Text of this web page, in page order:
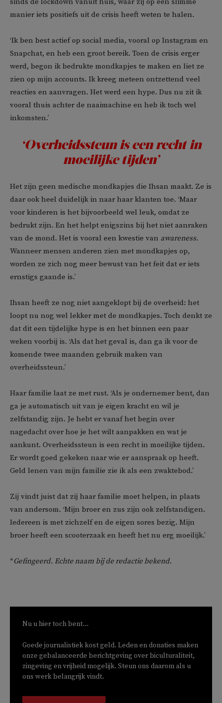
manier iets positiefs uit de crisis heeft weten te halen.
‘Ik ben best actief op social media, vooral op Instagram en
Snapchat, en heb een groot bereik. Toen de crisis erger
werd, begon ik bedrukte mondkapjes te maken en liet ze
zien op mijn accounts. Ik kreeg meteen ontzettend veel
reacties en aanvragen. Het werd een hype. Dus nu zit ik
vooral thuis achter de naaimachine en heb ik toch wel
inkomsten.’
‘Overheidssteun is een recht in
moeilijke tijden’
Het zijn geen medische mondkapjes die Ihsan maakt. Ze is
daar ook heel duidelijk in naar haar klanten toe. ‘Maar
voor kinderen is het bijvoorbeeld wel leuk, omdat ze
bedrukt zijn. En het helpt enigszins bij het niet aanraken
van de mond. Het is vooral een kwestie van awareness.
Wanneer mensen anderen zien met mondkapjes op,
worden ze zich nog meer bewust van het feit dat er iets
ernstigs gaande is.’
Ihsan heeft ze nog niet aangeklopt bij de overheid: het
loopt nu nog wel lekker met de mondkapjes. Toch denkt ze
dat dit een tijdelijke hype is en het binnen een paar
weken voorbij is. ‘Als dat het geval is, dan ga ik voor de
komende twee maanden gebruik maken van
overheidssteun.’
Haar familie laat ze met rust. ‘Als je ondernemer bent, dan
ga je automatisch uit van je eigen kracht en wil je
zelfstandig zijn. Je hebt er vanaf het begin over
nagedacht over hoe je het wilt aanpakken en wat je
aankunt. Overheidssteun is een recht in moeilijke tijden.
Er wordt goed gekeken naar wie er aanspraak op heeft.
Geld lenen van mijn familie zie ik als een zwaktebod.’
Zij vindt juist dat zij haar familie moet helpen, in plaats
van andersom. ‘Mijn broer en zus zijn ook zelfstandigen.
Iedereen is met zichzelf en de eigen sores bezig. Mijn
broer heeft een scooterzaak en heeft het nu erg moeilijk.’
*Gefingeerd. Echte naam bij de redactie bekend.
Nu u hier toch bent...
Goede journalistiek kost geld. Leden en donaties maken
onze gebalanceerde berichtgeving over biculturaliteit,
zingeving en vrijheid mogelijk. Steun ons daarom als u
ons werk belangrijk vindt.